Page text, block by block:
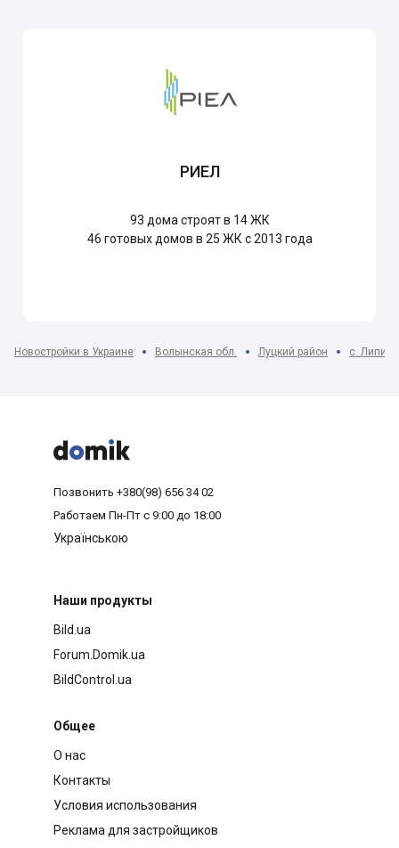
РИЕЛ
93 дома строят в 14 ЖК
46 готовых домов в 25 ЖК с 2013 года
Новостройки в Украине Волынская обл. Луцкий район с.



Позвонить +380(98) 656 34 02
Работаем Пн-Пт с 9:00 до 18:00
Українською
Наши продукты
Bild.ua
Forum.Domik.ua
BildControl.ua
Общее
О нас
Контакты
Условия использования
Реклама для застройщиков